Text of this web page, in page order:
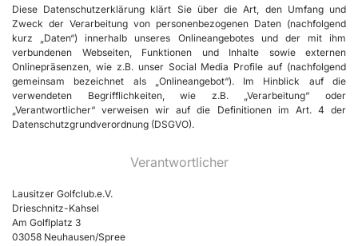
Diese Datenschutzerklärung klärt Sie über die Art, den Umfang und
Zweck der Verarbeitung von personenbezogenen Daten (nachfolgend
kurz „Daten“) innerhalb unseres Onlineangebotes und der mit ihm
verbundenen Webseiten, Funktionen und Inhalte sowie externen
Onlinepräsenzen, wie z.B. unser Social Media Profile auf (nachfolgend
gemeinsam bezeichnet als „Onlineangebot“). Im Hinblick auf die
verwendeten Begrifflichkeiten, wie z.B. „Verarbeitung“ oder
„Verantwortlicher“ verweisen wir auf die Definitionen im Art. 4 der
Datenschutzgrundverordnung (DSGVO).
Verantwortlicher
Lausitzer Golfclub.e.V.
Drieschnitz-Kahsel
Am Golflplatz 3
03058 Neuhausen/Spree